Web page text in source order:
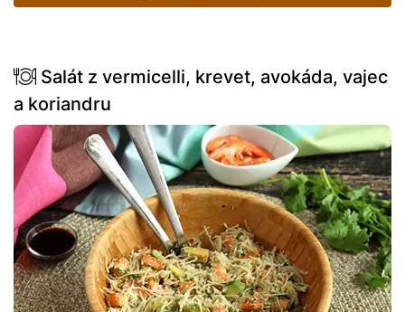
Salát z vermicelli, krevet, avokáda, vajec
a koriandru